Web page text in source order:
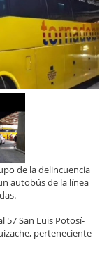
de la delincuencia
autobús de la línea
57 San Luis Potosí-
perteneciente